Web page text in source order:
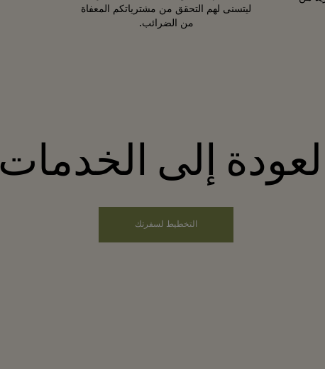
ليتسنى لهم التحقق من مشترياتكم المعفاة
من الضرائب.
إلى الخدمات
التخطيط لسفرتك